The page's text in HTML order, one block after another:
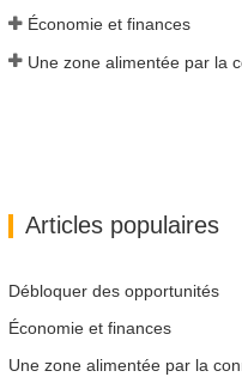
Économie et finances
Articles populaires
Débloquer des opportunités
Économie et finances
Une zone alimentée par la